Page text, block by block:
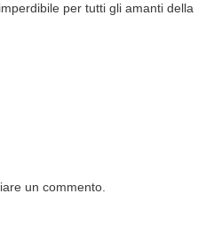
per tutti gli amanti della
un commento.